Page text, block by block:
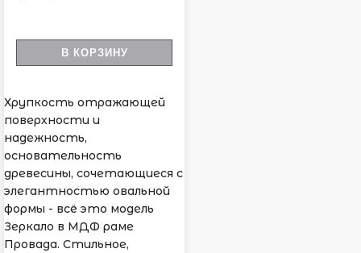
В КОРЗИНУ
Хрупкость отражающей
поверхности и
надежность,
основательность
древесины, сочетающиеся с
элегантностью овальной
формы - всё это модель
Зеркало в МДФ раме
Провада. Стильное,